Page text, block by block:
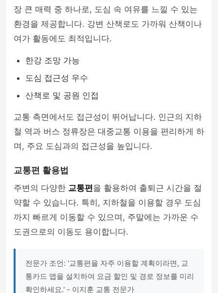
장 큰 매력 중 하나로, 도심 속 여유를 느낄 수 있는
환경을 제공합니다. 강변 산책로도 가까워 산책이나
여가 활동에도 최적입니다.
한강 조망 가능
도심 접근성 우수
산책로 및 공원 인접
교통 측면에서도 접근성이 뛰어납니다. 인근의 지하
철 역과 버스 정류장은 대중교통 이용을 편리하게 하
며, 주요 도심과의 접근성을 높입니다.
교통편 활용법
주변의 다양한 교통편을 활용하여 출퇴근 시간을 절
약할 수 있습니다. 특히, 지하철을 이용할 경우 도심
까지 빠르게 이동할 수 있으며, 주말에는 가까운 수
도권으로의 이동도 용이합니다.
전문가 조언: '교통편을 자주 이용할 계획이라면, 교
통카드 앱을 설치하여 요금 할인 및 경로 정보를 미리
확인하세요.' - 이지훈 교통 전문가